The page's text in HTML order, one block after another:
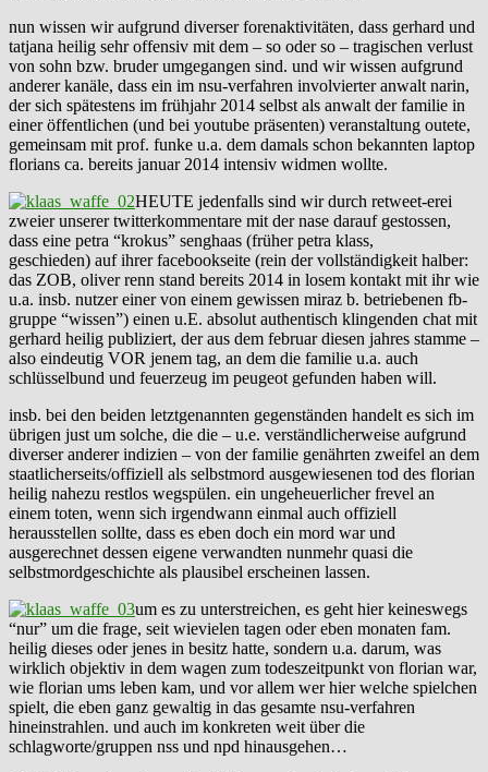
nun wissen wir aufgrund diverser forenaktivitäten, dass gerhard und
tatjana heilig sehr offensiv mit dem – so oder so – tragischen verlust
von sohn bzw. bruder umgegangen sind. und wir wissen aufgrund
anderer kanäle, dass ein im nsu-verfahren involvierter anwalt narin,
der sich spätestens im frühjahr 2014 selbst als anwalt der familie in
einer öffentlichen (und bei youtube präsenten) veranstaltung outete,
gemeinsam mit prof. funke u.a. dem damals schon bekannten laptop
florians ca. bereits januar 2014 intensiv widmen wollte.
HEUTE jedenfalls sind wir durch retweet-erei
zweier unserer twitterkommentare mit der nase darauf gestossen,
dass eine petra “krokus” senghaas (früher petra klass,
geschieden) auf ihrer facebookseite (rein der vollständigkeit halber:
das ZOB, oliver renn stand bereits 2014 in losem kontakt mit ihr wie
u.a. insb. nutzer einer von einem gewissen miraz b. betriebenen fb-
gruppe “wissen”) einen u.E. absolut authentisch klingenden chat mit
gerhard heilig publiziert, der aus dem februar diesen jahres stamme –
also eindeutig VOR jenem tag, an dem die familie u.a. auch
schlüsselbund und feuerzeug im peugeot gefunden haben will.
insb. bei den beiden letztgenannten gegenständen handelt es sich im
übrigen just um solche, die die – u.e. verständlicherweise aufgrund
diverser anderer indizien – von der familie genährten zweifel an dem
staatlicherseits/offiziell als selbstmord ausgewiesenen tod des florian
heilig nahezu restlos wegspülen. ein ungeheuerlicher frevel an
einem toten, wenn sich irgendwann einmal auch offiziell
herausstellen sollte, dass es eben doch ein mord war und
ausgerechnet dessen eigene verwandten nunmehr quasi die
selbstmordgeschichte als plausibel erscheinen lassen.
um es zu unterstreichen, es geht hier keineswegs
“nur” um die frage, seit wievielen tagen oder eben monaten fam.
heilig dieses oder jenes in besitz hatte, sondern u.a. darum, was
wirklich objektiv in dem wagen zum todeszeitpunkt von florian war,
wie florian ums leben kam, und vor allem wer hier welche spielchen
spielt, die eben ganz gewaltig in das gesamte nsu-verfahren
hineinstrahlen. und auch im konkreten weit über die
schlagworte/gruppen nss und npd hinausgehen…